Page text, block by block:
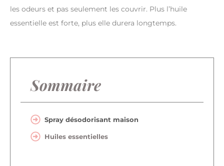
les odeurs et pas seulement les couvrir. Plus l’huile
essentielle est forte, plus elle durera longtemps.
Sommaire
Spray désodorisant maison
Huiles essentielles